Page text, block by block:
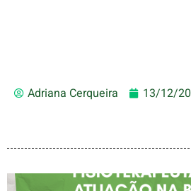
Adriana Cerqueira 13/12/